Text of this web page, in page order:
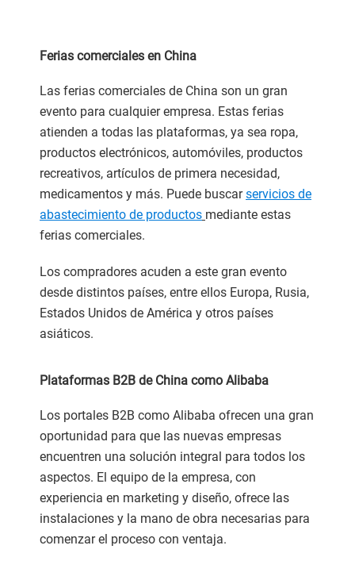
Ferias comerciales en China
Las ferias comerciales de China son un gran
evento para cualquier empresa. Estas ferias
atienden a todas las plataformas, ya sea ropa,
productos electrónicos, automóviles, productos
recreativos, artículos de primera necesidad,
medicamentos y más. Puede buscarservicios de
abastecimiento de productos mediante estas
ferias comerciales.
Los compradores acuden a este gran evento
desde distintos países, entre ellos Europa, Rusia,
Estados Unidos de América y otros países
asiáticos.
Plataformas B2B de China como Alibaba
Los portales B2B como Alibaba ofrecen una gran
oportunidad para que las nuevas empresas
encuentren una solución integral para todos los
aspectos. El equipo de la empresa, con
experiencia en marketing y diseño, ofrece las
instalaciones y la mano de obra necesarias para
comenzar el proceso con ventaja.